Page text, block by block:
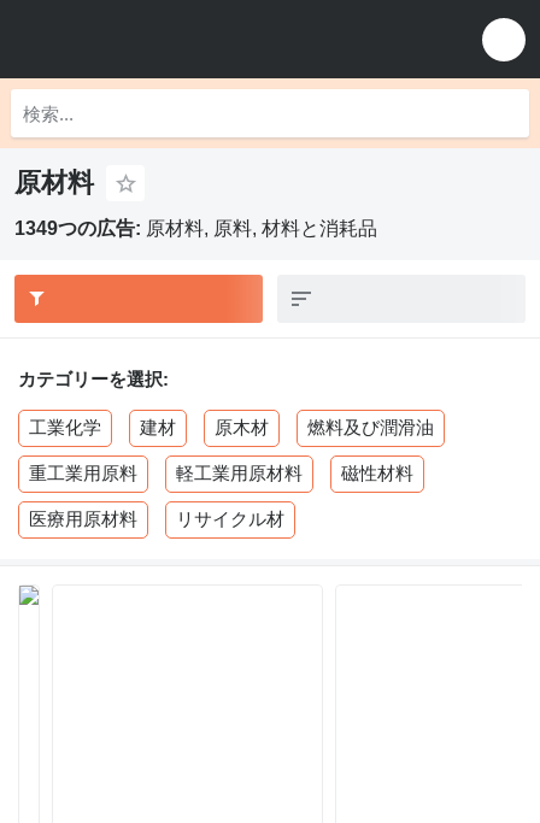
原材料
1349つの広告: 原材料, 原料, 材料と消耗品
カテゴリーを選択:
工業化学 建材 原木材 燃料及び潤滑油
重工業用原料 軽工業用原材料 磁性材料
医療用原材料 リサイクル材